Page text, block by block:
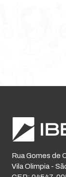
Rua Gomes de
Vila Olimpia -